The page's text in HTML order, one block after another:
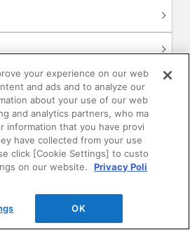
サイト
your experience on our web
and ads and to analyze our
about your use of our web
and analytics partners, who ma
information that you have provi
have collected from your use
click [Cookie Settings] to custo
on our website.
Privacy Poli
OK